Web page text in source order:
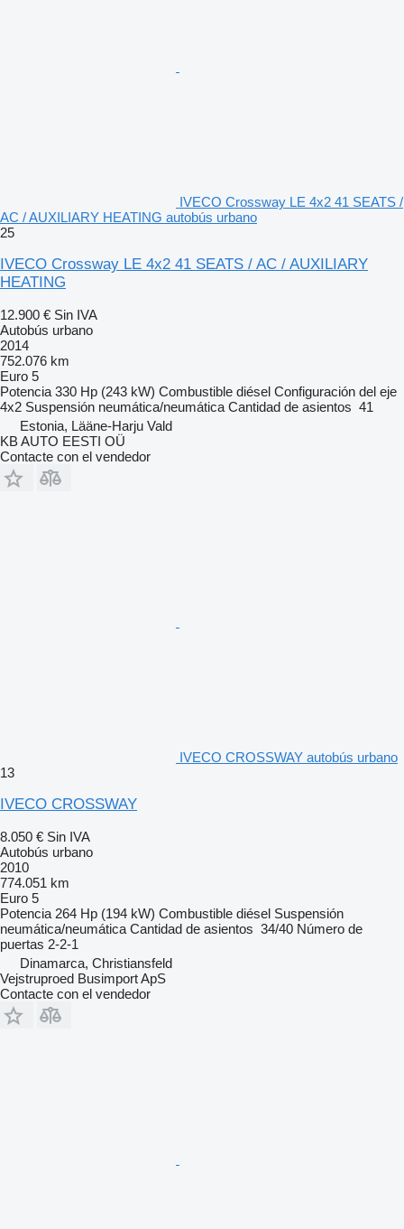
IVECO Crossway LE 4x2 41 SEATS /
AC / AUXILIARY HEATING autobús urbano
25
IVECO Crossway LE 4x2 41 SEATS / AC / AUXILIARY
HEATING
12.900 € Sin IVA
Autobús urbano
2014
752.076 km
Euro 5
Potencia 330 Hp (243 kW) Combustible diésel Configuración del eje
4x2 Suspensión neumática/neumática Cantidad de asientos 41
Estonia, Lääne-Harju Vald
KB AUTO EESTI OÜ
Contacte con el vendedor
IVECO CROSSWAY autobús urbano
13
IVECO CROSSWAY
8.050 € Sin IVA
Autobús urbano
2010
774.051 km
Euro 5
Potencia 264 Hp (194 kW) Combustible diésel Suspensión
neumática/neumática Cantidad de asientos 34/40 Número de
puertas 2-2-1
Dinamarca, Christiansfeld
Vejstruproed Busimport ApS
Contacte con el vendedor